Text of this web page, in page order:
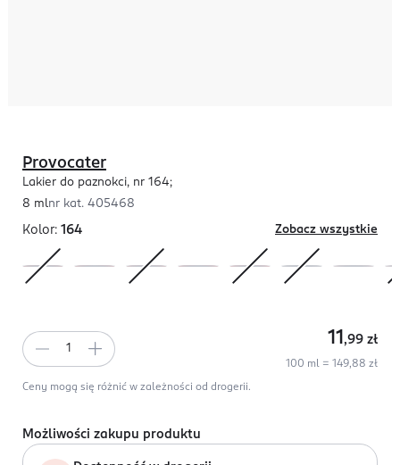
Provocater
Lakier do paznokci, nr 164;
8 mlnr kat. 405468
Kolor: 164 Zobacz wszystkie
11 ,99 zł
100 ml = 149,88 zł
Ceny mogą się różnić w zależności od drogerii.
Możliwości zakupu produktu